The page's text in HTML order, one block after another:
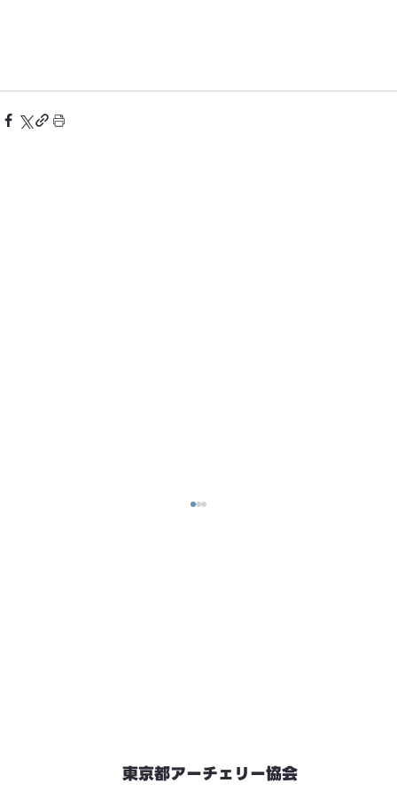
東京都アーチェリー協会